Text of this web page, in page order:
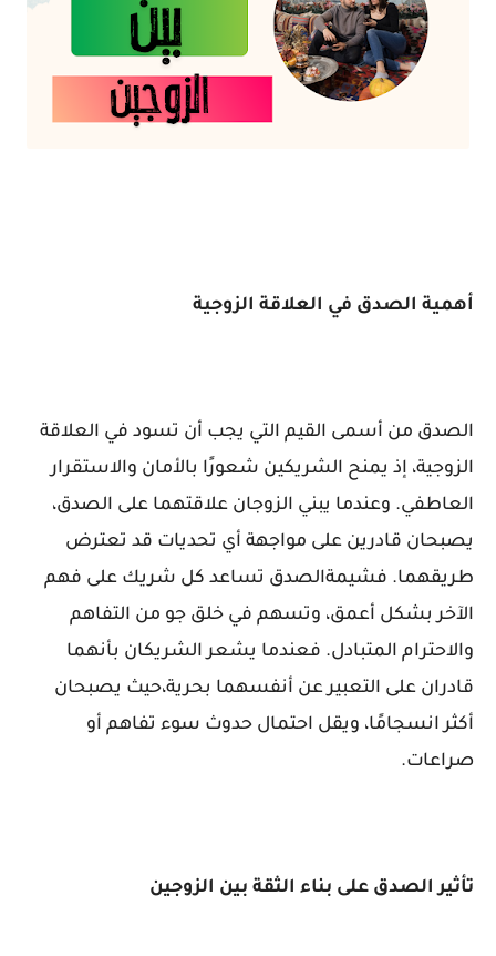
أهمية الصدق في العلاقة الزوجية
الصدق من أسمى القيم التي يجب أن تسود في العلاقة
الزوجية، إذ يمنح الشريكين شعورًا بالأمان والاستقرار
العاطفي. وعندما يبني الزوجان علاقتهما على الصدق،
يصبحان قادرين على مواجهة أي تحديات قد تعترض
طريقهما. فشيمةالصدق تساعد كل شريك على فهم
الآخر بشكل أعمق، وتسهم في خلق جو من التفاهم
والاحترام المتبادل. فعندما يشعر الشريكان بأنهما
قادران على التعبير عن أنفسهما بحرية،حيث يصبحان
أكثر انسجامًا، ويقل احتمال حدوث سوء تفاهم أو
صراعات.
تأثير الصدق على بناء الثقة بين الزوجين